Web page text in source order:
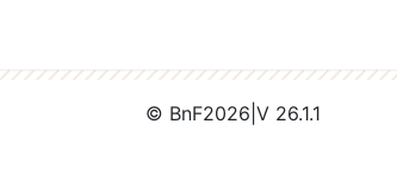
© BnF2026 V 26.1.1